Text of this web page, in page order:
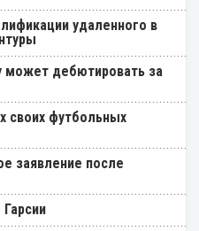
удаленного в
может дебютировать за
своих футбольных
заявление после